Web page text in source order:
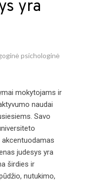
yra
psichologinė
mokytojams ir
naudai
Savo
judesys yra
širdies ir
nutukimo,